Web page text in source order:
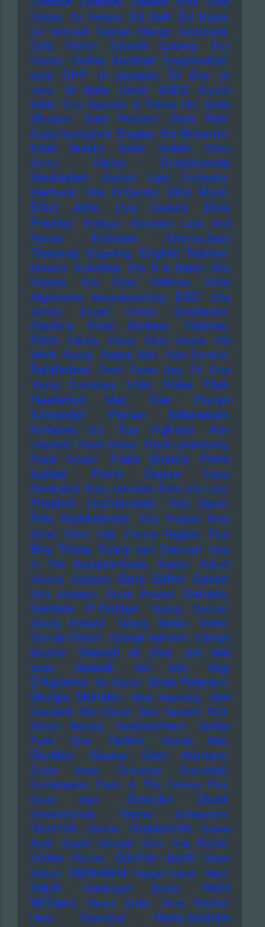
Chicks DJ Fetisch DJ Hell DJ Koze
DJ Tomcraft Django Django
Doctorella
Dolly Parton
Dominik Eulberg
Don
Cherry Donna Summer Dopplereffekt
Dota
DPP Dr Demento Dr Dre
Dr
John
Dr Motte Drake DSDS
Duane
Eddy
Dub Spencer & Trance Hill
Duke
Ellington
Duke Pearson
Duke Reid
Dusty Springfield Eagles Ed Sheeran
Eddie Murphy Eddie Vedder
Eden
Golan
Editors
Einstürzende
Neubauten
Electric Light Orchestra
Electronic
Ella Fitzgerald Elon Musk
Elton John Elvis Costello
Elvis
Presley
Embryo
Emerson Lake And
Palmer
Eminem
Emma-Jean
Thackray
Engerling English Teacher
Erasure Erdmöbel Eric B & Rakim Eric
Clapton
Eric Drew Feldman
Erste
Allgemeine Verunsicherung
ESC
Etta
James
Eugen Cicero
Eurythmics
Fabulous Freak Brothers
Faithless
Falco Family Farce Farin Urlaub
Fat
White Family Fatboy Slim Fats Domino
Fehlfarben Feist Fever Ray Fil
Fine
Young Cannibals
FINK Flake
Flea
Fleetwood Mac
Fler
Florian
Schneider
Florian Silbereisen
Fontaines DC Foo Fighters
Fran
Lebowitz Frank Farian Frank Laufenberg
Frank Ocean
Frank Sinatra
Frank
Spilker
Frank Zappa
Franz
Ferdinand Frau Lehmann Fred und Luna
Friedrich Liechtenstein Fritz Egner
Fritz Kalkbrenner Fritz Puppel
Fritzi
Ernst
Front 242 Fuerza Regida
Fun
Boy Three Funny van Dannen Fury
In The Slaughterhouse
Fusion
Future
Islands Galliano Gary Glitter Geese
Geir Jenssen Gene Vincent
Genesis
Genesis P-Orridge
Georg Danzer
Georg Kreisler
Georg Stefan Troller
George Clinton George Harrison George
Michael
Gestalt et Jive
Get Well
Soon
Gewalt GG Allin
Gigi
D'Agostino Gil Ofarim Giles Peterson
Giorgio Moroder
Gitte Haenning
Glen
Campbell Glen Gould Glen Hansard GLS
Gnarls Barkley
Goebbels/Harth
Golden
Pudel Club
Goldie Goodie Mob
Gorillaz Gossip Götz Alsmann
Grace Jones Grammys
Grandaddy
Grandmaster Flash & The Furious Five
Grant Hart
Grateful Dead
Grenzkontrolle Grether Schwestern
Grim104 Grimes Grobschnitt
Guano
Apes
Gunter Hampel Guru
Guy Ritchie
Günther Fischer
Günther Jauch
Gwen
Stefani Haftbefehl Haggai Cohen Haim
Haiyti Hamburger Schule
Hank
Williams
Hanns Eisler
Hans Reichel
Hans Rosenthal
Hans-Joachim